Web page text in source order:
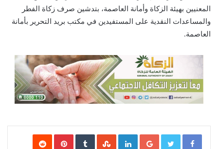
المعنيين بهيئة الزكاة وأمانة العاصمة، بتدشين صرف زكاة الفطر
والمساعدات النقدية على المستفيدين في مكتب بريد التحرير بأمانة
العاصمة.
Google+
LinkedIn
‏StumbleUpon